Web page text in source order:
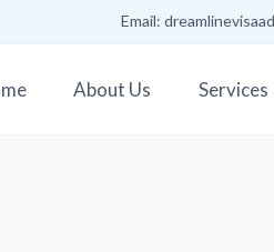
Email:
About Us Services